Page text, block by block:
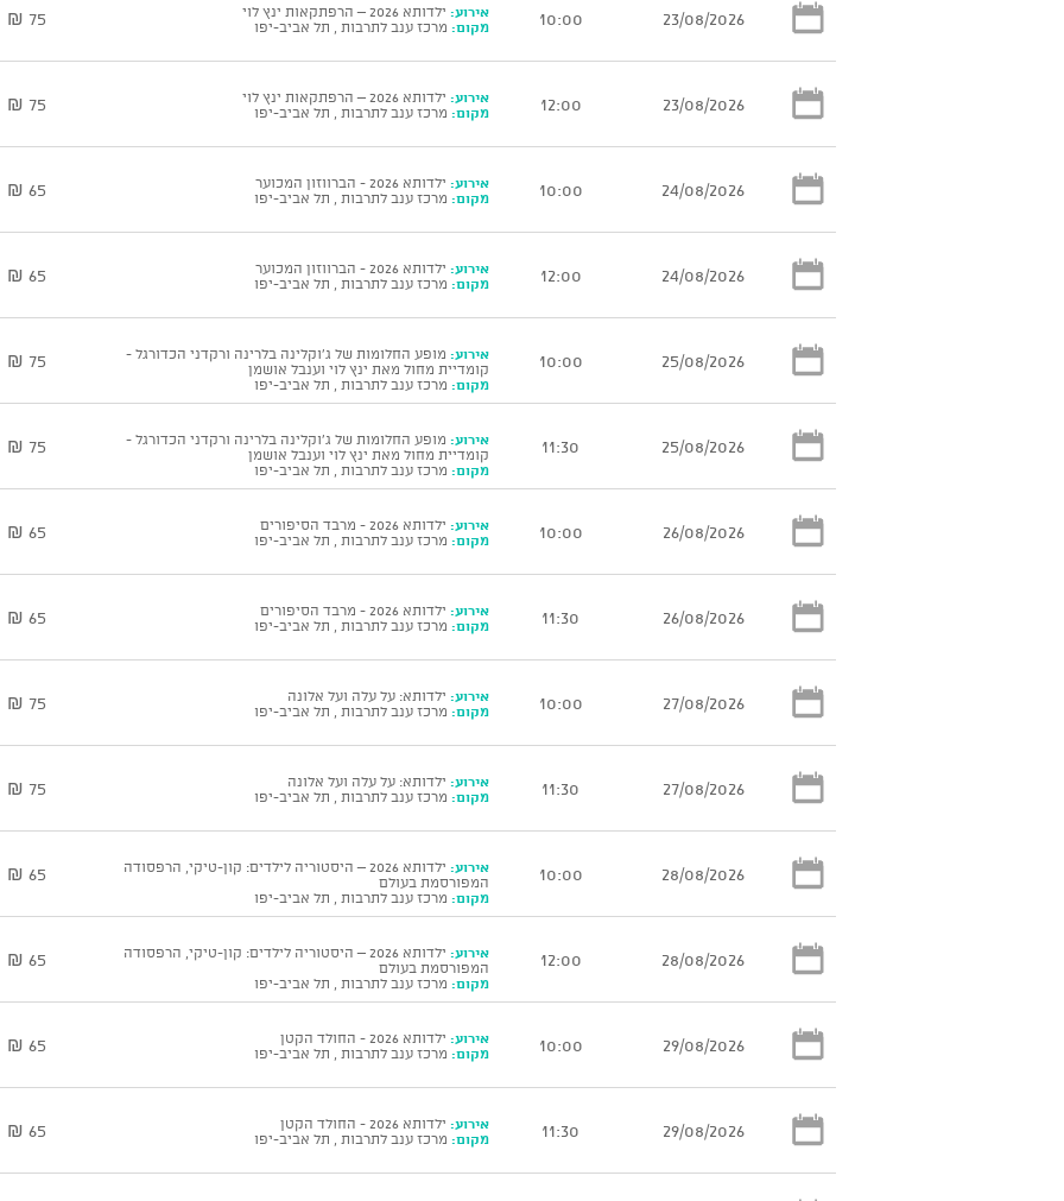
23/08/2026
10:00 אירוע: ילדותא 2026 – הרפתקאות ינץ לוי
מקום: מרכז ענב לתרבות , תל אביב-יפו 75 ₪
23/08/2026
12:00 אירוע: ילדותא 2026 – הרפתקאות ינץ לוי
מקום: מרכז ענב לתרבות , תל אביב-יפו 75 ₪
24/08/2026
10:00 אירוע: ילדותא 2026 - הברווזון המכוער
מקום: מרכז ענב לתרבות , תל אביב-יפו 65 ₪
24/08/2026
12:00 אירוע: ילדותא 2026 - הברווזון המכוער
מקום: מרכז ענב לתרבות , תל אביב-יפו 65 ₪
25/08/2026
10:00 אירוע: מופע החלומות של ג'וקלינה בלרינה ורקדני הכדורגל -
קומדיית מחול מאת ינץ לוי וענבל אושמן
מקום: מרכז ענב לתרבות , תל אביב-יפו
75 ₪
25/08/2026
11:30 אירוע: מופע החלומות של ג'וקלינה בלרינה ורקדני הכדורגל -
קומדיית מחול מאת ינץ לוי וענבל אושמן
מקום: מרכז ענב לתרבות , תל אביב-יפו
75 ₪
26/08/2026
10:00 אירוע: ילדותא 2026 - מרבד הסיפורים
מקום: מרכז ענב לתרבות , תל אביב-יפו 65 ₪
26/08/2026
11:30 אירוע: ילדותא 2026 - מרבד הסיפורים
מקום: מרכז ענב לתרבות , תל אביב-יפו 65 ₪
27/08/2026
10:00 אירוע: ילדותא: על עלה ועל אלונה
מקום: מרכז ענב לתרבות , תל אביב-יפו 75 ₪
27/08/2026
11:30 אירוע: ילדותא: על עלה ועל אלונה
מקום: מרכז ענב לתרבות , תל אביב-יפו 75 ₪
28/08/2026
10:00 אירוע:
ילדותא 2026 – היסטוריה לילדים: קון-טיקי, הרפסודה
המפורסמת בעולם
מקום: מרכז ענב לתרבות , תל אביב-יפו
65 ₪
28/08/2026
12:00 אירוע:
ילדותא 2026 – היסטוריה לילדים: קון-טיקי, הרפסודה
המפורסמת בעולם
מקום: מרכז ענב לתרבות , תל אביב-יפו
65 ₪
29/08/2026
10:00 אירוע: ילדותא 2026 - החולד הקטן
מקום: מרכז ענב לתרבות , תל אביב-יפו 65 ₪
29/08/2026
11:30 אירוע: ילדותא 2026 - החולד הקטן
מקום: מרכז ענב לתרבות , תל אביב-יפו 65 ₪